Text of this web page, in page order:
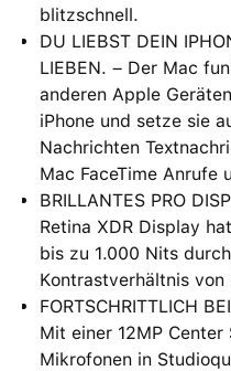
blitzschnell.
DU LIEBST DEIN
LIEBEN. – Der Mac
anderen Apple
iPhone und setze sie
Nachrichten
Mac FaceTime Anrufe
BRILLANTES PRO
Retina XDR Display
bis zu 1.000 Nits
Kontrastverhältnis von
FORTSCHRITTLICH
Mit einer 12MP
Mikrofonen in